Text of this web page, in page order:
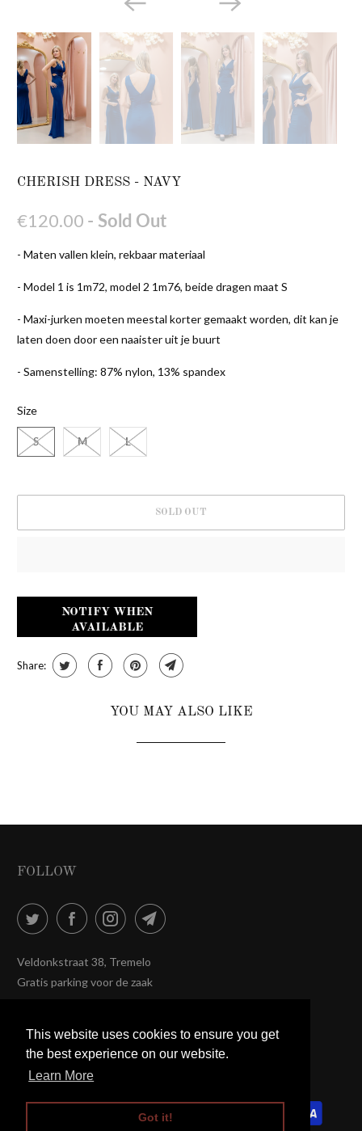
This website uses cookies to ensure you get
the best experience on our website.
Learn More
Got it!
This website uses cookies to ensure you get
the best experience on our website.
Learn More
Got it!
CHERISH DRESS - NAVY
€120.00 - Sold Out
- Maten vallen klein, rekbaar materiaal
- Model 1 is 1m72, model 2 1m76, beide dragen maat S
- Maxi-jurken moeten meestal korter gemaakt worden, dit kan je
laten doen door een naaister uit je buurt
- Samenstelling: 87% nylon, 13% spandex
Size
S M L
SOLD OUT
NOTIFY WHEN
AVAILABLE
Share:
YOU MAY ALSO LIKE
FOLLOW
Veldonkstraat 38, Tremelo
Gratis parking voor de zaak
© 2026 Be-Glam Belgium
. Designed by Sarah Navez,